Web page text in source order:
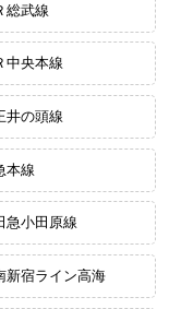
総武線
中央本線
井の頭線
本線
急小田原線
新宿ライン高海